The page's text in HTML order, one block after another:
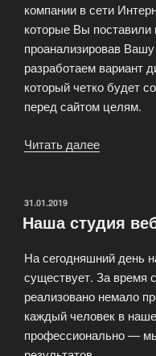
компании в сети
которые Вы поставили
проанализировав
разработаем вариант
который четко будет
перед сайтом целям.
Читать далее
сайта»
ОПУБЛИКОВАНО
31.01.2019
Наша студия
На сегодняшний день
существует. За время
реализовано немало
каждый человек в
профессионально —